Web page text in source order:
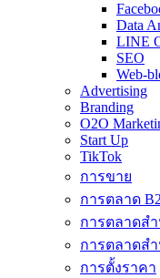
Data
LINE
SEO
Web-
Advertising
Branding
O2O
Start Up
TikTok
การขาย
การตลาด
การตลาดส
การตลาดส
การตั้งราคา